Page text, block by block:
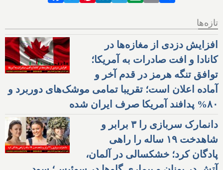
تازه‌ها
افزایش دزدی از مغازه‌ها در
کانادا و افت صادرات به آمریکا؛
توافق تنگه هرمز در قدم آخر و
آماده اعلان است؛ تقریبا تمامی موشک‌های دوربرد و
۸۰% پدافند آمریکا صرف ایران شده
دانمارک سربازی را ۳ برابر و
شاهدخت ۱۹ ساله را راهی
پادگان کرد؛ خشکسالی در آلمان،